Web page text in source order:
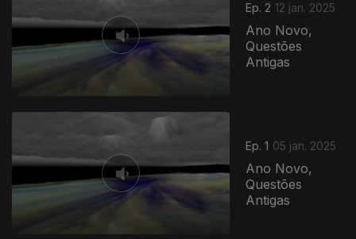
Ep. 2 12 jan. 2025
Ano Novo,
Questões
Antigas
Ep. 1 05 jan. 2025
Ano Novo,
Questões
Antigas